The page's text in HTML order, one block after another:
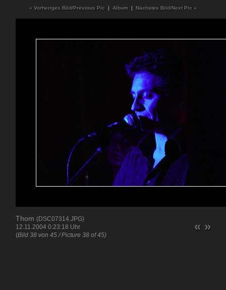
« Vorheriges Bild/Previous Pic | Album | Nächstes Bild/Next Pic »
Thom (DSC07314.JPG)
12.11.2004 0:23:18 Uhr
(Bild 38 von 45 / Picture 38 of 45)
« »